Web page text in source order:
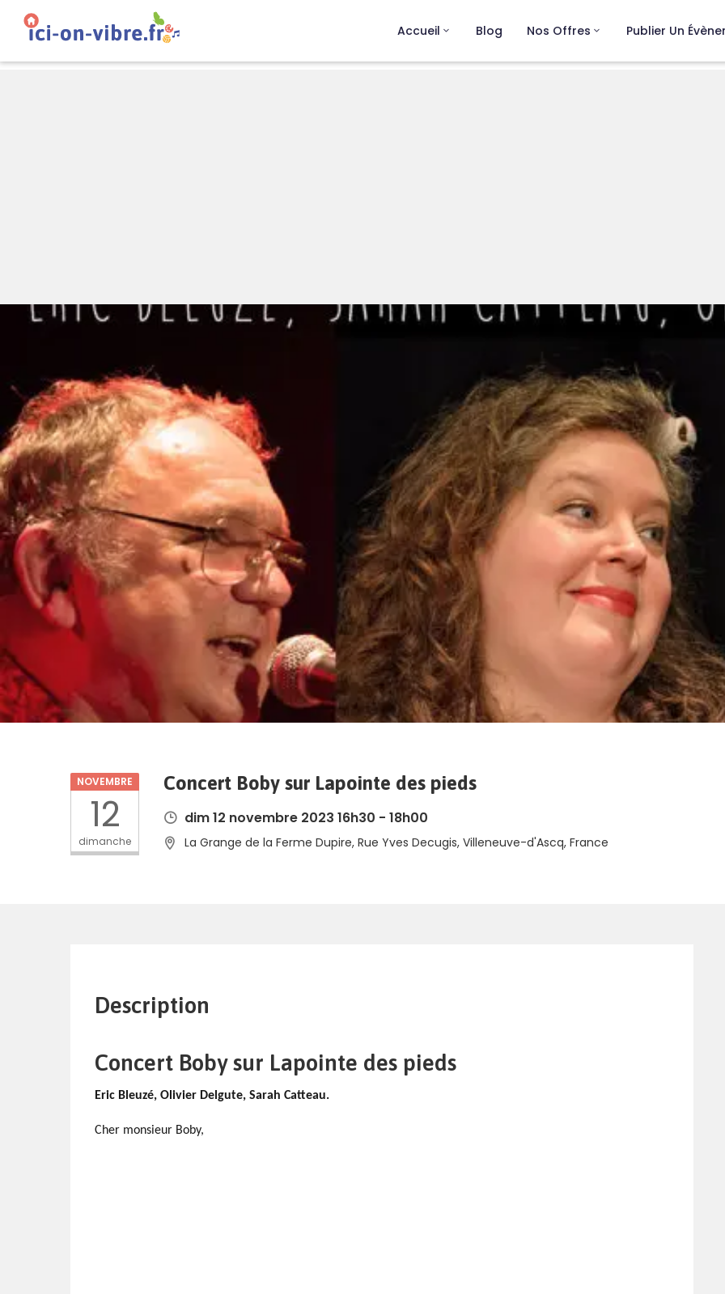
Accueil Blog Nos Offres Publier Un
NOVEMBRE
12
dimanche
Concert Boby sur Lapointe des pieds
dim 12 novembre 2023 16h30 - 18h00
La Grange de la Ferme Dupire, Rue Yves Decugis, Villeneuve-d'Ascq, France
Description
Concert Boby sur Lapointe des pieds
Eric Bleuzé, Olivier Delgute, Sarah Catteau.
Cher monsieur Boby,